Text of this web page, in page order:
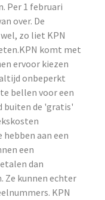
Per 1 februari
over. De
zo liet KPN
komt met
ervoor kiezen
onbeperkt
bellen voor een
buiten de 'gratis'
aan een
een
dan
Ze kunnen echter
KPN